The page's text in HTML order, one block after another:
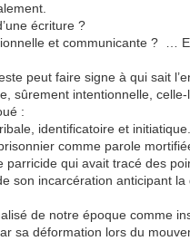
écriture ?
et communicante ?
…
peut faire signe à qui sait
sûrement intentionnelle, celle-
:
identificatoire et initiatique.
comme parole
parricide qui avait tracé des
son incarcération anticipant la
de notre époque comme
sa déformation lors du